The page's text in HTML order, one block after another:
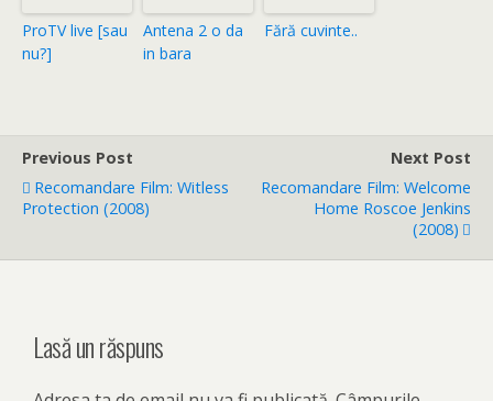
ProTV live [sau
nu?]
Antena 2 o da
in bara
Fără cuvinte..
Previous Post
Recomandare Film: Witless
Protection (2008)
Next Post
Recomandare Film: Welcome
Home Roscoe Jenkins
(2008)
Lasă un răspuns